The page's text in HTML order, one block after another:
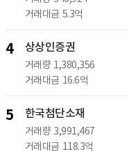
거래대금 5.3억
4 상상인증권
거래량 1,380,356
거래대금 16.6억
5 한국첨단소재
거래량 3,991,467
거래대금 118.3억